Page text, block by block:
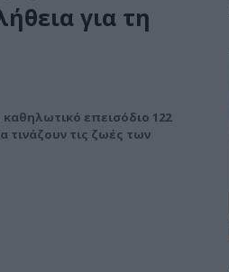
για τη
επεισόδιο 122
τινάζουν τις ζωές των